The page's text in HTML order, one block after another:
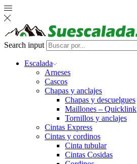
Search input
Escalada
Arneses
Cascos
Chapas y anclajes
Chapas y descuelgues
Maillones – Quicklink
Tornillos y anclajes
Cintas Express
Cintas y cordinos
Cinta tubular
Cintas Cosidas